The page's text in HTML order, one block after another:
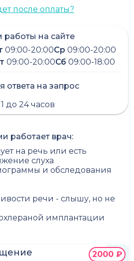
после оплаты?
работы на сайте
09:00-20:00Ср 09:00-20:00
09:00-20:00Сб 09:00-18:00
ответа на запрос
1 до 24 часов
2000 ₽
работает врач:
на речь или есть
слуха
и обследования
речи - слышу, но не
имплантации